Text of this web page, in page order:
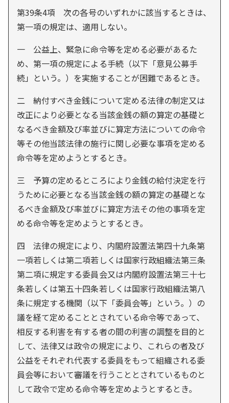
第39条4項 次の各号のいずれかに該当するときは、
第一項の規定は、適用しない。
一 公益上、緊急に命令等を定める必要があるた
め、第一項の規定による手続（以下「意見公募手
続」という。）を実施することが困難であるとき。
二 納付すべき金銭について定める法律の制定又は
改正により必要となる当該金銭の額の算定の基礎と
なるべき金額及び率並びに算定方法についての命令
等その他当該法律の施行に関し必要な事項を定める
命令等を定めようとするとき。
三 予算の定めるところにより金銭の給付決定を行
うために必要となる当該金銭の額の算定の基礎とな
るべき金額及び率並びに算定方法その他の事項を定
める命令等を定めようとするとき。
四 法律の規定により、内閣府設置法第四十九条第
一項若しくは第二項若しくは国家行政組織法第三条
第二項に規定する委員会又は内閣府設置法第三十七
条若しくは第五十四条若しくは国家行政組織法第八
条に規定する機関（以下「委員会等」という。）の
議を経て定めることとされている命令等であって、
相反する利害を有する者の間の利害の調整を目的と
して、法律又は政令の規定により、これらの者及び
公益をそれぞれ代表する委員をもって組織される委
員会等において審議を行うこととされているものと
して政令で定める命令等を定めようとするとき。